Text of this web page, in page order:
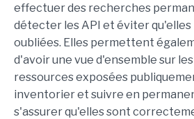
effectuer des recherches
détecter les API et éviter
oubliées. Elles permettent
d'avoir une vue d'ensemble sur
ressources exposées
inventorier et suivre en
s'assurer qu'elles sont